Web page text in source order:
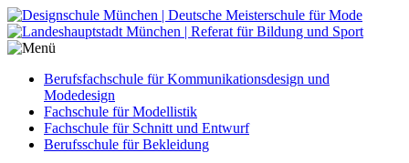
Berufsfachschule für Kommunikationsdesign und
Modedesign
Fachschule für Modellistik
Fachschule für Schnitt und Entwurf
Berufsschule für Bekleidung